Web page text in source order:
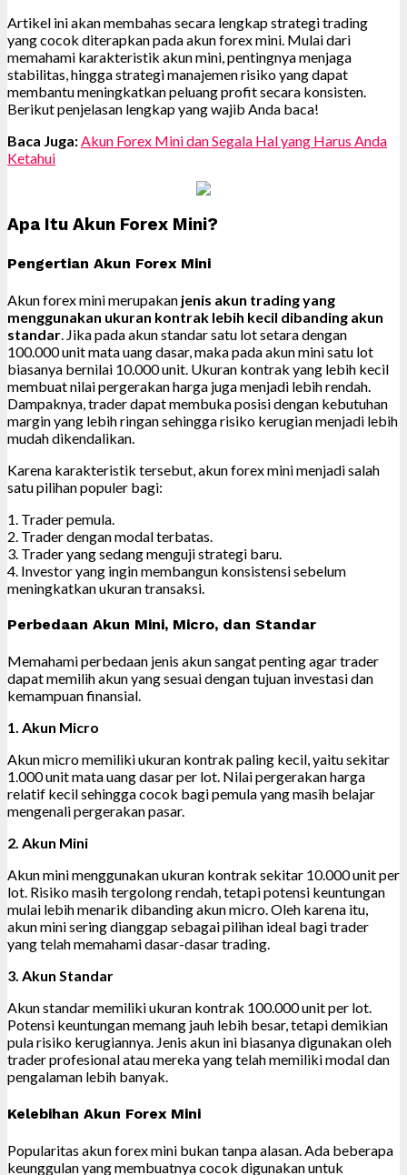
Artikel ini akan membahas secara lengkap strategi trading
yang cocok diterapkan pada akun forex mini. Mulai dari
memahami karakteristik akun mini, pentingnya menjaga
stabilitas, hingga strategi manajemen risiko yang dapat
membantu meningkatkan peluang profit secara konsisten.
Berikut penjelasan lengkap yang wajib Anda baca!
Baca Juga: Akun Forex Mini dan Segala Hal yang Harus Anda
Ketahui
Apa Itu Akun Forex Mini?
Pengertian Akun Forex Mini
Akun forex mini merupakan jenis akun trading yang
menggunakan ukuran kontrak lebih kecil dibanding akun
standar. Jika pada akun standar satu lot setara dengan
100.000 unit mata uang dasar, maka pada akun mini satu lot
biasanya bernilai 10.000 unit. Ukuran kontrak yang lebih kecil
membuat nilai pergerakan harga juga menjadi lebih rendah.
Dampaknya, trader dapat membuka posisi dengan kebutuhan
margin yang lebih ringan sehingga risiko kerugian menjadi lebih
mudah dikendalikan.
Karena karakteristik tersebut, akun forex mini menjadi salah
satu pilihan populer bagi:
1. Trader pemula.
2. Trader dengan modal terbatas.
3. Trader yang sedang menguji strategi baru.
4. Investor yang ingin membangun konsistensi sebelum
meningkatkan ukuran transaksi.
Perbedaan Akun Mini, Micro, dan Standar
Memahami perbedaan jenis akun sangat penting agar trader
dapat memilih akun yang sesuai dengan tujuan investasi dan
kemampuan finansial.
1. Akun Micro
Akun micro memiliki ukuran kontrak paling kecil, yaitu sekitar
1.000 unit mata uang dasar per lot. Nilai pergerakan harga
relatif kecil sehingga cocok bagi pemula yang masih belajar
mengenali pergerakan pasar.
2. Akun Mini
Akun mini menggunakan ukuran kontrak sekitar 10.000 unit per
lot. Risiko masih tergolong rendah, tetapi potensi keuntungan
mulai lebih menarik dibanding akun micro. Oleh karena itu,
akun mini sering dianggap sebagai pilihan ideal bagi trader
yang telah memahami dasar-dasar trading.
3. Akun Standar
Akun standar memiliki ukuran kontrak 100.000 unit per lot.
Potensi keuntungan memang jauh lebih besar, tetapi demikian
pula risiko kerugiannya. Jenis akun ini biasanya digunakan oleh
trader profesional atau mereka yang telah memiliki modal dan
pengalaman lebih banyak.
Kelebihan Akun Forex Mini
Popularitas akun forex mini bukan tanpa alasan. Ada beberapa
keunggulan yang membuatnya cocok digunakan untuk